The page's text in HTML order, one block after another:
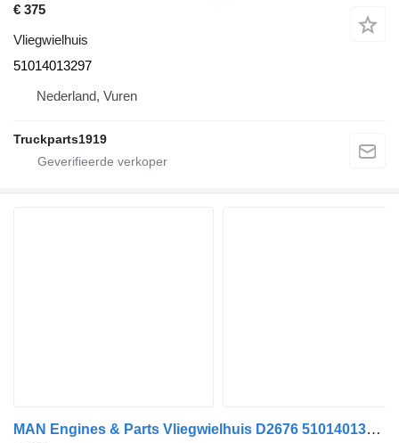
€ 375
Vliegwielhuis
51014013297
Nederland, Vuren
Truckparts1919
MAN Engines & Parts Vliegwielhuis D2676 51014013238 voor vrachtwagen